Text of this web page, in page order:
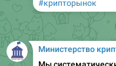
#крипторынок
Министерство